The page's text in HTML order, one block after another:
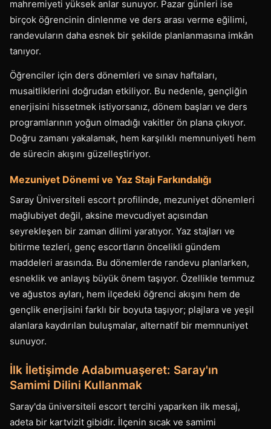
mahremiyeti yüksek anlar sunuyor. Pazar günleri ise
birçok öğrencinin dinlenme ve ders arası verme eğilimi,
randevuların daha esnek bir şekilde planlanmasına imkân
tanıyor.
Öğrenciler için ders dönemleri ve sınav haftaları,
musaitliklerini doğrudan etkiliyor. Bu nedenle, gençliğin
enerjisini hissetmek istiyorsanız, dönem başları ve ders
programlarının yoğun olmadığı vakitler ön plana çıkıyor.
Doğru zamanı yakalamak, hem karşılıklı memnuniyeti hem
de sürecin akışını güzelleştiriyor.
Mezuniyet Dönemi ve Yaz Stajı Farkındalığı
Saray Üniversiteli escort profilinde, mezuniyet dönemleri
mağlubiyet değil, aksine mevcudiyet açısından
seyrekleşen bir zaman dilimi yaratıyor. Yaz stajları ve
bitirme tezleri, genç escortların öncelikli gündem
maddeleri arasında. Bu dönemlerde randevu planlarken,
esneklik ve anlayış büyük önem taşıyor. Özellikle temmuz
ve ağustos ayları, hem ilçedeki öğrenci akışını hem de
gençlik enerjisini farklı bir boyuta taşıyor; plajlara ve yeşil
alanlara kaydırılan buluşmalar, alternatif bir memnuniyet
sunuyor.
İlk İletişimde Adabımuaşeret: Saray'ın
Samimi Dilini Kullanmak
Saray'da üniversiteli escort tercihi yaparken ilk mesaj,
adeta bir kartvizit gibidir. İlçenin sıcak ve samimi